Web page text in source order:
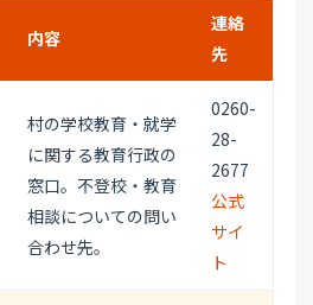
内容
連絡
先
村の学校教育・就学
に関する教育行政の
窓口。不登校・教育
相談についての問い
合わせ先。
0260-
28-
2677
公式
サイ
ト